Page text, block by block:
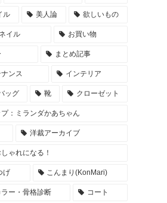
ル 美人論 欲しいもの
ネイル お買い物
まとめ記事
ンス インテリア
ッグ 靴 クローゼット
：ミランダかあちゃん
洋裁アーカイブ
ゃれになる！
げ こんまり(KonMari)
ラー・骨格診断 コート